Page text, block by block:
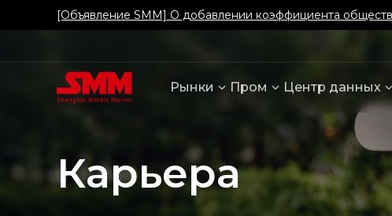
[Объявление SMM] О добавлении коэффициента
Рынки Пром Центр данных
Карьера